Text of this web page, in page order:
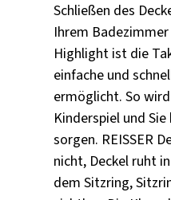
Schließen des
Ihrem
Highlight ist die
einfache und
ermöglicht. So
Kinderspiel und
sorgen. REISSER
nicht, Deckel ruht
dem Sitzring,